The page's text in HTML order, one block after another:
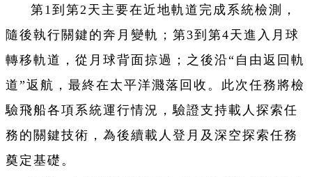
第1到第2天主要在近地軌道完成系統檢測，
隨後執行關鍵的奔月變軌；第3到第4天進入月球
轉移軌道，從月球背面掠過；之後沿“自由返回軌
道”返航，最終在太平洋濺落回收。此次任務將檢
驗飛船各項系統運行情況，驗證支持載人探索任
務的關鍵技術，為後續載人登月及深空探索任務
奠定基礎。